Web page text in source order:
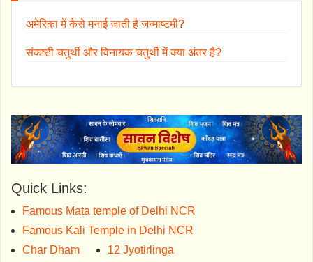
अमेरिका में कैसे मनाई जाती है जन्माष्टमी?
संकष्टी चतुर्थी और विनायक चतुर्थी में क्या अंतर है?
Quick Links:
Famous Mata temple of Delhi NCR
Famous Kali Temple in Delhi NCR
Char Dham
12 Jyotirlinga